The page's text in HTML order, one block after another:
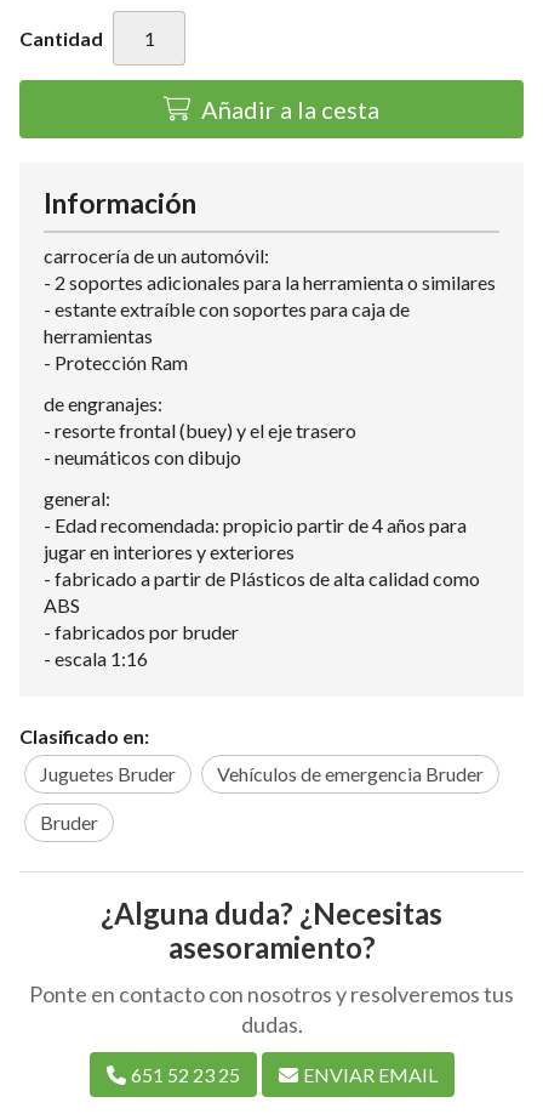
Cantidad
Añadir a la cesta
Información
carrocería de un automóvil:
- 2 soportes adicionales para la herramienta o similares
- estante extraíble con soportes para caja de
herramientas
- Protección Ram
de engranajes:
- resorte frontal (buey) y el eje trasero
- neumáticos con dibujo
general:
- Edad recomendada: propicio partir de 4 años para
jugar en interiores y exteriores
- fabricado a partir de Plásticos de alta calidad como
ABS
- fabricados por bruder
- escala 1:16
Clasificado en:
Juguetes Bruder
Vehículos de emergencia Bruder
Bruder
¿Alguna duda? ¿Necesitas
asesoramiento?
Ponte en contacto con nosotros y resolveremos tus
dudas.
651 52 23 25 ENVIAR EMAIL